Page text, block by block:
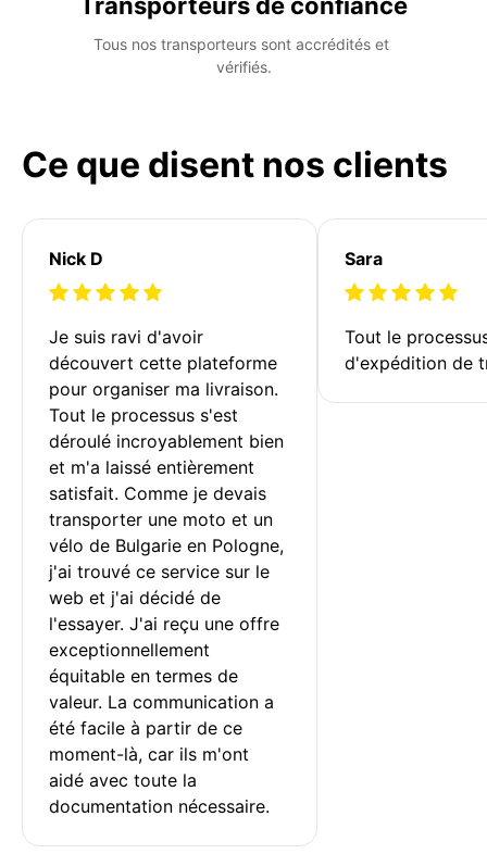
Tous nos transporteurs sont accrédités et
vérifiés.
Ce que disent nos clients
Nick D
Je suis ravi d'avoir
découvert cette plateforme
pour organiser ma livraison.
Tout le processus s'est
déroulé incroyablement bien
et m'a laissé entièrement
satisfait. Comme je devais
transporter une moto et un
vélo de Bulgarie en Pologne,
j'ai trouvé ce service sur le
web et j'ai décidé de
l'essayer. J'ai reçu une offre
exceptionnellement
équitable en termes de
valeur. La communication a
été facile à partir de ce
moment-là, car ils m'ont
aidé avec toute la
documentation nécessaire.
Sara
Tout le
d'expédition de